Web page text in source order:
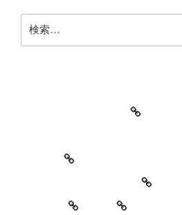
索:
教室・レッスンの特徴
レッスン料金とご予約キャンセ
お知らせ
セッションイベ
お世話になっている方々
Contact
SNS プロ